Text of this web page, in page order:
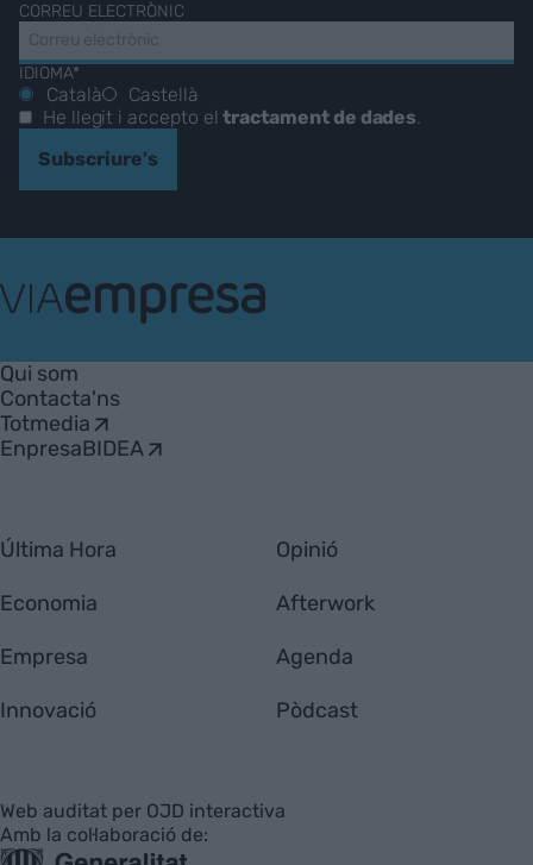
CORREU ELECTRÒNIC
IDIOMA*
Català
Castellà
He llegit i accepto eltractament de dades.
Subscriure's
Empresa
Qui som
Contacta'ns
Totmedia
EnpresaBIDEA
Última Hora
Economia
Empresa
Innovació
Opinió
Afterwork
Agenda
Pòdcast
Web auditat per OJD interactiva
Amb la col·laboració de: